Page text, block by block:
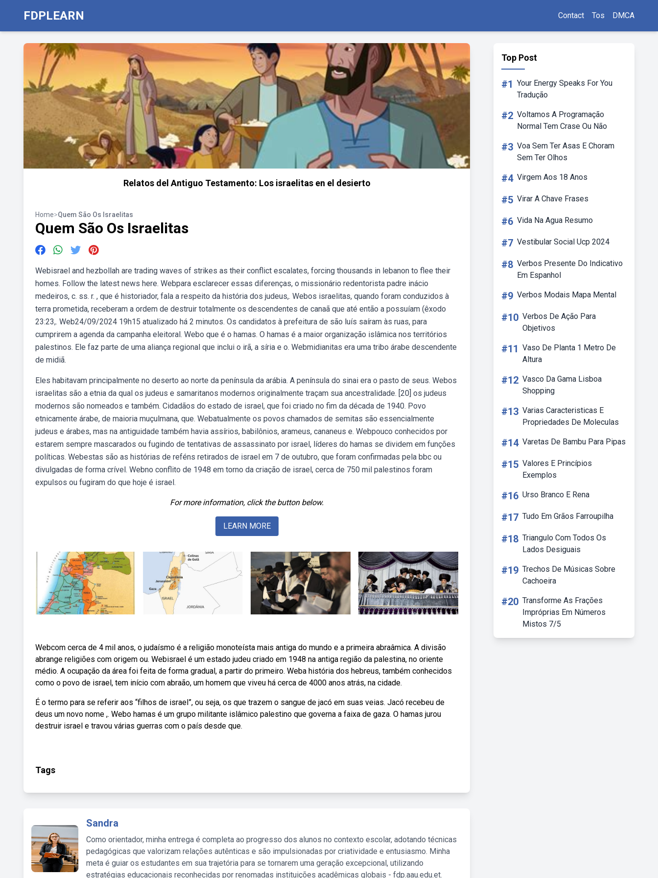
FDPLEARN Contact Tos DMCA
Relatos del Antiguo Testamento: Los israelitas en el desierto
Home>Quem São Os Israelitas
Quem São Os Israelitas
Webisrael and hezbollah are trading waves of strikes as their conflict escalates, forcing thousands in lebanon to flee their
homes. Follow the latest news here. Webpara esclarecer essas diferenças, o missionário redentorista padre inácio
medeiros, c. ss. r. , que é historiador, fala a respeito da história dos judeus,. Webos israelitas, quando foram conduzidos à
terra prometida, receberam a ordem de destruir totalmente os descendentes de canaã que até então a possuíam (êxodo
23:23,. Web24/09/2024 19h15 atualizado há 2 minutos. Os candidatos à prefeitura de são luís saíram às ruas, para
cumprirem a agenda da campanha eleitoral. Webo que é o hamas. O hamas é a maior organização islâmica nos territórios
palestinos. Ele faz parte de uma aliança regional que inclui o irã, a síria e o. Webmidianitas era uma tribo árabe descendente
de midiã.
Eles habitavam principalmente no deserto ao norte da península da arábia. A península do sinai era o pasto de seus. Webos
israelitas são a etnia da qual os judeus e samaritanos modernos originalmente traçam sua ancestralidade. [20] os judeus
modernos são nomeados e também. Cidadãos do estado de israel, que foi criado no fim da década de 1940. Povo
etnicamente árabe, de maioria muçulmana, que. Webatualmente os povos chamados de semitas são essencialmente
judeus e árabes, mas na antiguidade também havia assírios, babilônios, arameus, cananeus e. Webpouco conhecidos por
estarem sempre mascarados ou fugindo de tentativas de assassinato por israel, líderes do hamas se dividem em funções
políticas. Webestas são as histórias de reféns retirados de israel em 7 de outubro, que foram confirmadas pela bbc ou
divulgadas de forma crível. Webno conflito de 1948 em torno da criação de israel, cerca de 750 mil palestinos foram
expulsos ou fugiram do que hoje é israel.
For more information, click the button below.
LEARN MORE
Webcom cerca de 4 mil anos, o judaísmo é a religião monoteísta mais antiga do mundo e a primeira abraâmica. A divisão
abrange religiões com origem ou. Webisrael é um estado judeu criado em 1948 na antiga região da palestina, no oriente
médio. A ocupação da área foi feita de forma gradual, a partir do primeiro. Weba história dos hebreus, também conhecidos
como o povo de israel, tem início com abraão, um homem que viveu há cerca de 4000 anos atrás, na cidade.
É o termo para se referir aos “filhos de israel”, ou seja, os que trazem o sangue de jacó em suas veias. Jacó recebeu de
deus um novo nome ,. Webo hamas é um grupo militante islâmico palestino que governa a faixa de gaza. O hamas jurou
destruir israel e travou várias guerras com o país desde que.
Tags
Sandra
Como orientador, minha entrega é completa ao progresso dos alunos no contexto escolar, adotando técnicas
pedagógicas que valorizam relações autênticas e são impulsionadas por criatividade e entusiasmo. Minha
meta é guiar os estudantes em sua trajetória para se tornarem uma geração excepcional, utilizando
estratégias educacionais reconhecidas por renomadas instituições acadêmicas globais - fdp.aau.edu.et.
Top Post
#1 Your Energy Speaks For You
Tradução
#2 Voltamos A Programação
Normal Tem Crase Ou Não
#3 Voa Sem Ter Asas E Choram
Sem Ter Olhos
#4 Virgem Aos 18 Anos
#5 Virar A Chave Frases
#6 Vida Na Agua Resumo
#7 Vestibular Social Ucp 2024
#8 Verbos Presente Do Indicativo
Em Espanhol
#9 Verbos Modais Mapa Mental
#10 Verbos De Ação Para
Objetivos
#11 Vaso De Planta 1 Metro De
Altura
#12 Vasco Da Gama Lisboa
Shopping
#13 Varias Caracteristicas E
Propriedades De Moleculas
#14 Varetas De Bambu Para Pipas
#15 Valores E Princípios
Exemplos
#16 Urso Branco E Rena
#17 Tudo Em Grãos Farroupilha
#18 Triangulo Com Todos Os
Lados Desiguais
#19 Trechos De Músicas Sobre
Cachoeira
#20 Transforme As Frações
Impróprias Em Números
Mistos 7/5